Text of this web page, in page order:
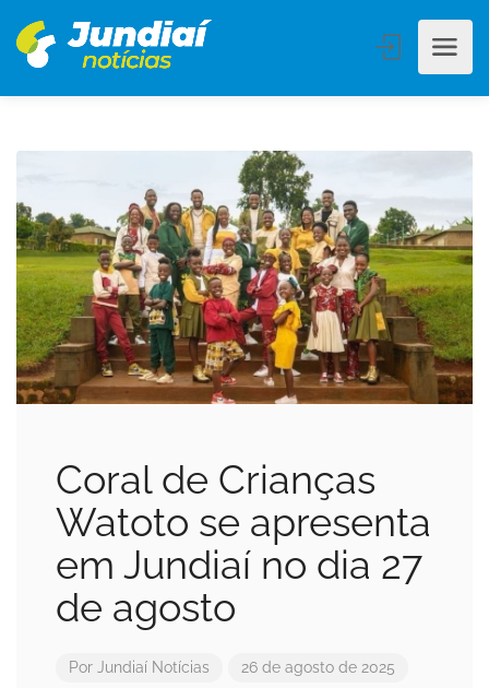
Coral de Crianças
Watoto se apresenta
em Jundiaí no dia 27
de agosto
Por Jundiaí Notícias 26 de agosto de 2025